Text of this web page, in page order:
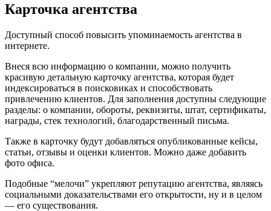
Карточка агентства
Доступный способ повысить упоминаемость агентства в
интернете.
Внеся всю информацию о компании, можно получить
красивую детальную карточку агентства, которая будет
индексироваться в поисковиках и способствовать
привлечению клиентов. Для заполнения доступны следующие
разделы: о компании, обороты, реквизиты, штат, сертификаты,
награды, стек технологий, благодарственный письма.
Также в карточку будут добавляться опубликованные кейсы,
статьи, отзывы и оценки клиентов. Можно даже добавить
фото офиса.
Подобные “мелочи” укрепляют репутацию агентства, являясь
социальными доказательствами его открытости, ну и в целом
— его существования.